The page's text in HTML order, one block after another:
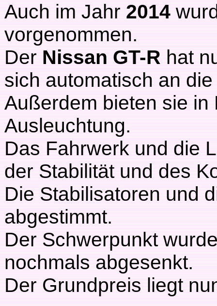
Auch im Jahr2014
vorgenommen.
DerNissan GT-Rhat
sich automatisch an
Außerdem bieten sie
Ausleuchtung.
Das Fahrwerk und die
der Stabilität und des
Die Stabilisatoren und
abgestimmt.
Der Schwerpunkt
nochmals abgesenkt.
Der Grundpreis liegt